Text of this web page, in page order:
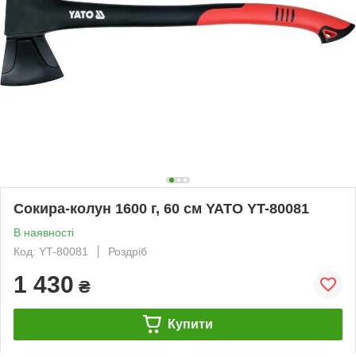
Сокира-колун 1600 г, 60 см YATO YT-80081
В наявності
Код: YT-80081
Роздріб
1 430 ₴
Купити